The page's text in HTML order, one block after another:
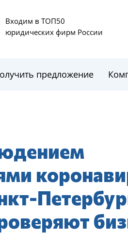
Входим в ТОП50
юридических фирм России
предложение